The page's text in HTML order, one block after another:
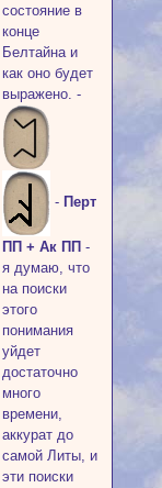
состояние в
конце
Белтайна и
как оно будет
выражено. -
- Перт
ПП + Ак ПП -
я думаю, что
на поиски
этого
понимания
уйдет
достаточно
много
времени,
аккурат до
самой Литы, и
эти поиски